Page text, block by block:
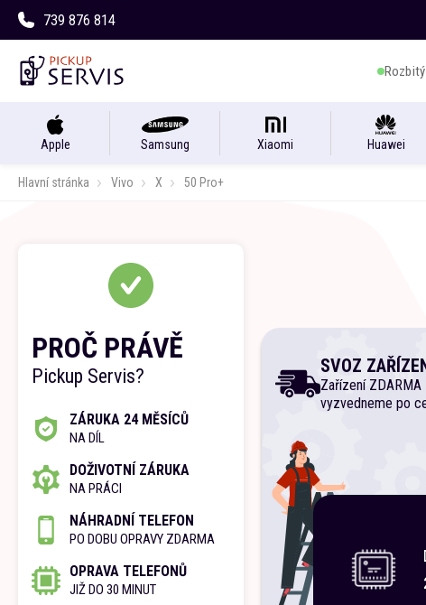
739 876 814
Apple Samsung Xiaomi Huawei
Hlavní stránka Vivo X 50 Pro+
SVOZ
Zařízení ZDARMA
vyzvedneme po
PROČ PRÁVĚ
Pickup Servis?
ZÁRUKA 24 MĚSÍCŮ
NA DÍL
DOŽIVOTNÍ ZÁRUKA
NA PRÁCI
NÁHRADNÍ TELEFON
PO DOBU OPRAVY ZDARMA
OPRAVA TELEFONŮ
JIŽ DO 30 MINUT